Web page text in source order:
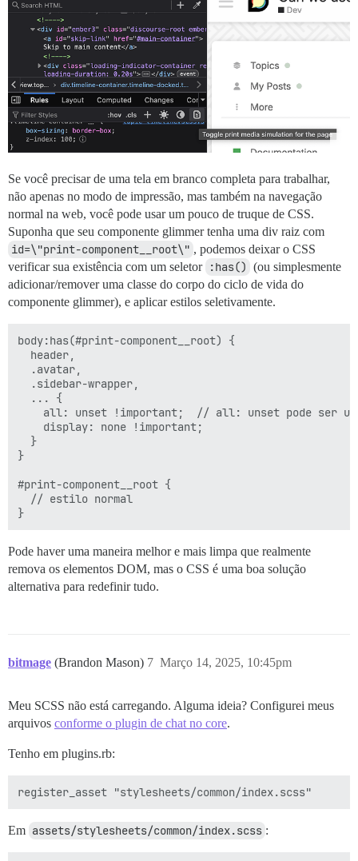
Se você precisar de uma tela em branco completa para trabalhar,
não apenas no modo de impressão, mas também na navegação
normal na web, você pode usar um pouco de truque de CSS.
Suponha que seu componente glimmer tenha uma div raiz com
id=\"print-component__root\" , podemos deixar o CSS
verificar sua existência com um seletor :has() (ou simplesmente
adicionar/remover uma classe do corpo do ciclo de vida do
componente glimmer), e aplicar estilos seletivamente.
body:has(#print-component__root) {
  header,
  .avatar,
  .sidebar-wrapper,
  ... {
all: unset !important;  // all: unset pode ser
    display: none !important;
  }
}
#print-component__root {
  // estilo normal
Pode haver uma maneira melhor e mais limpa que realmente
remova os elementos DOM, mas o CSS é uma boa solução
alternativa para redefinir tudo.
bitmage (Brandon Mason) Março 14, 2025, 10:45pm
7
Meu SCSS não está carregando. Alguma ideia? Configurei meus
arquivos conforme o plugin de chat no core.
Tenho em plugins.rb:
Em assets/stylesheets/common/index.scss :